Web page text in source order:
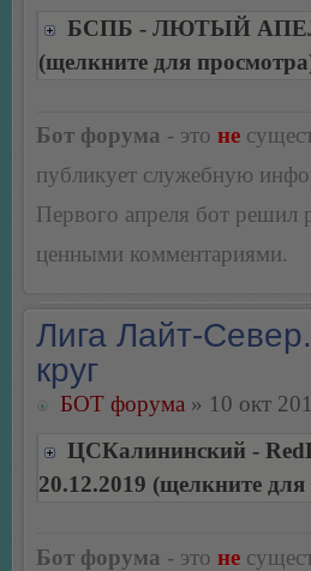
БСПБ - ЛЮТЫЙ
(щелкните для
Бот форума - это не
публикует служебную
Первого апреля бот решил
ценными комментариями.
Лига Лайт-
круг
БОТ форума » 10 окт
ЦСКалининский -
20.12.2019 (щелкните
Бот форума - это не